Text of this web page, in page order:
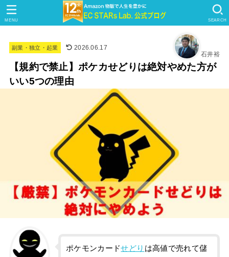
SEARCH
MENU
副業・独立・起業
2026.06.17
石井裕
【規約で禁止】ポケカせどりは絶対やめた方が
いい5つの理由
ポケモンカードせどり は高値で売れて儲